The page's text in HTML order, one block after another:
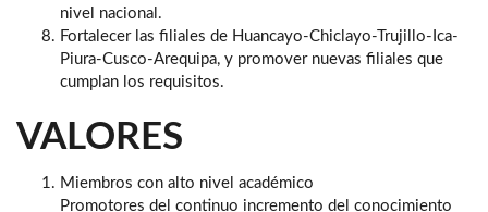
nivel nacional.
Fortalecer las filiales de Huancayo-Chiclayo-Trujillo-Ica-
Piura-Cusco-Arequipa, y promover nuevas filiales que
cumplan los requisitos.
VALORES
Miembros con alto nivel académico
Promotores del continuo incremento del conocimiento